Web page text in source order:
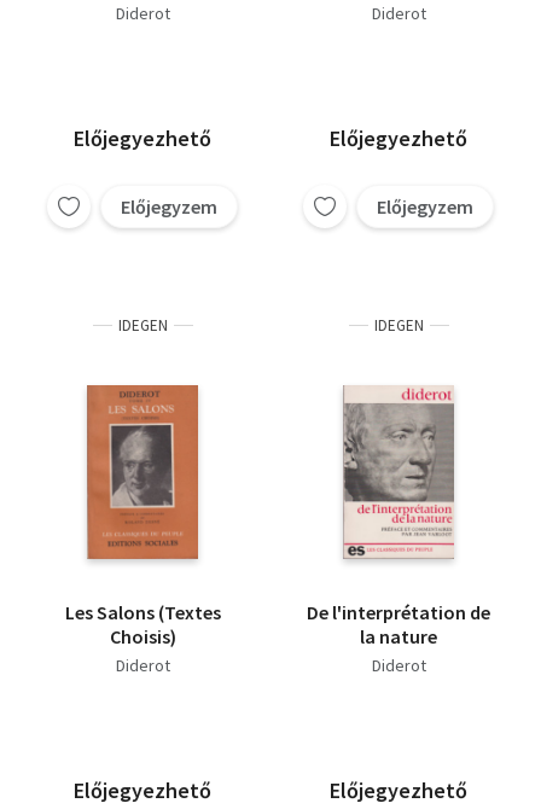
Gerhart Hauptmann
George Sand Burns
Gorkij
Diderot
Előjegyezhető
Előjegyzem
Diderot
Előjegyezhető
Előjegyzem
IDEGEN
Les Salons (Textes
Choisis)
Diderot
Előjegyezhető
IDEGEN
De l'interprétation de
la nature
Diderot
Előjegyezhető